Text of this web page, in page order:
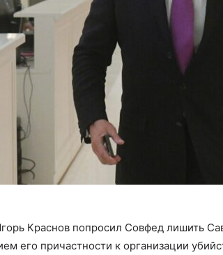
Краснов попросил Совфед лишить
его причастности к организации